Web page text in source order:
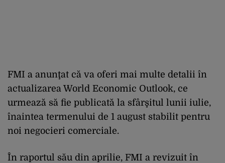
FMI a anunţat că va oferi mai multe detalii în
actualizarea World Economic Outlook, ce
urmează să fie publicată la sfârşitul lunii iulie,
înaintea termenului de 1 august stabilit pentru
noi negocieri comerciale.
În raportul său din aprilie, FMI a revizuit în